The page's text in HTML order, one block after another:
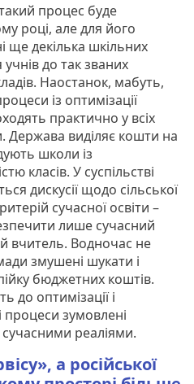
процес буде
році, але для його
ще декілька шкільних
учнів до так званих
Наостанок, мабуть,
із оптимізації
практично у всіх
виділяє кошти на
школи із
класів. У суспільстві
дискусії щодо сільської
сучасної освіти –
лише сучасний
вчитель. Водночас не
змушені шукати і
бюджетних коштів.
до оптимізації і
процеси зумовлені
реаліями.
а російської